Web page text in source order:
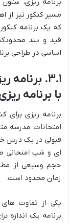
مسیر کنکور نیز از
که یک برنامه
قید و بند
اساسی در طراحی
۳.۱.
با برنامه
برنامه ریزی برای
امتحانات مدرسه
قبولی در یک درس
ای و شب امتحانی
حجم وسیعی از
زمان محدود است.
یکی از تفاوت های
برنامه یک اندازه